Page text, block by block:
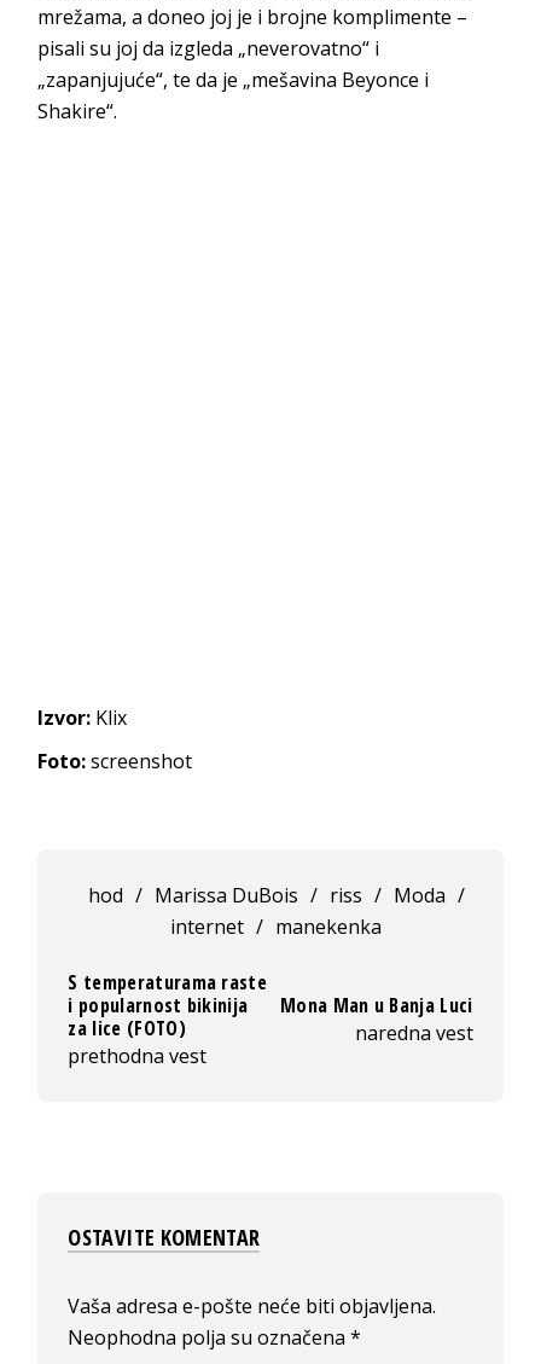
mrežama, a doneo joj je i brojne komplimente –
pisali su joj da izgleda „neverovatno“ i
„zapanjujuće“, te da je „mešavina Beyonce i
Shakire“.
Izvor: Klix
Foto:screenshot
hod / Marissa DuBois / riss / Moda /
internet / manekenka
S temperaturama raste
i popularnost bikinija
za lice (FOTO)
prethodna vest
Mona Man u Banja Luci
naredna vest
OSTAVITE KOMENTAR
Vaša adresa e-pošte neće biti objavljena.
Neophodna polja su označena*